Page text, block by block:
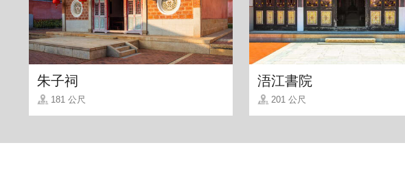
朱子祠
181 公尺
浯江書院
201 公尺